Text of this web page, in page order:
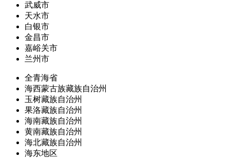
武威市
天水市
白银市
金昌市
嘉峪关市
兰州市
全青海省
海西蒙古族藏族自治州
玉树藏族自治州
果洛藏族自治州
海南藏族自治州
黄南藏族自治州
海北藏族自治州
海东地区